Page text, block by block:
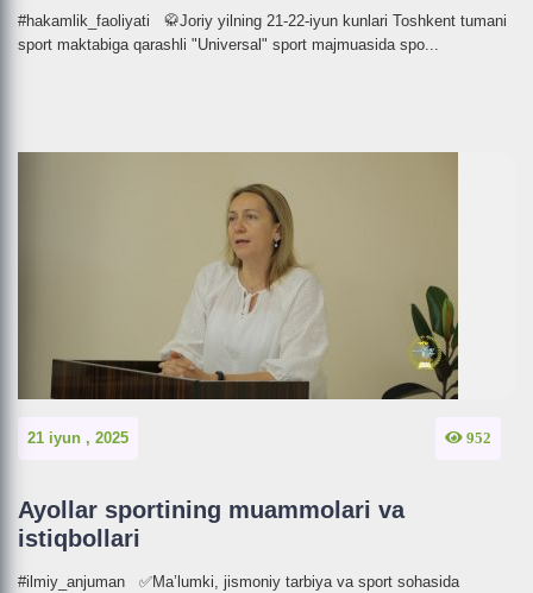
#hakamlik_faoliyati 🥋Joriy yilning 21-22-iyun kunlari Toshkent tumani
sport maktabiga qarashli "Universal" sport majmuasida spo...
21 iyun , 2025 952
Ayollar sportining muammolari va
istiqbollari
#ilmiy_anjuman ✅Ma’lumki, jismoniy tarbiya va sport sohasida